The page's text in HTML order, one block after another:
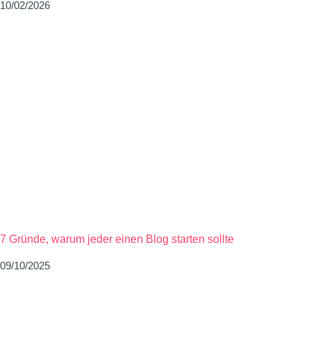
10/02/2026
7 Gründe, warum jeder einen Blog starten sollte
09/10/2025